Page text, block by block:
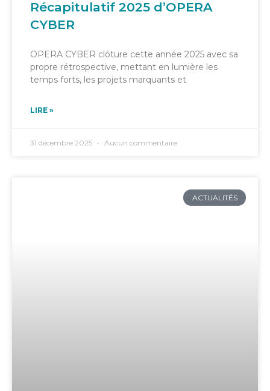
Récapitulatif 2025 d’OPERA
CYBER
OPERA CYBER clôture cette année 2025 avec sa
propre rétrospective, mettant en lumière les
temps forts, les projets marquants et
LIRE »
31 décembre 2025 Aucun commentaire
ACTUALITÉS